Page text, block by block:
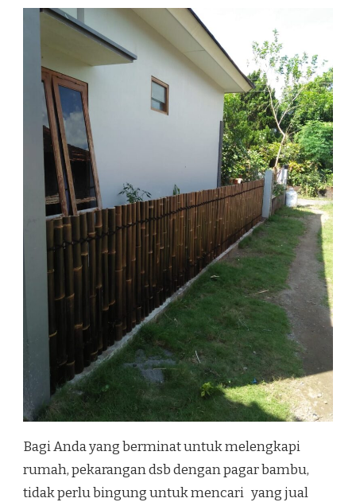
Bagi Anda yang berminat untuk melengkapi
rumah, pekarangan dsb dengan pagar bambu,
tidak perlu bingung untuk mencari yang jual